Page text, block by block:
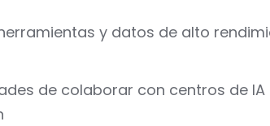
y datos de alto
de colaborar con centros de